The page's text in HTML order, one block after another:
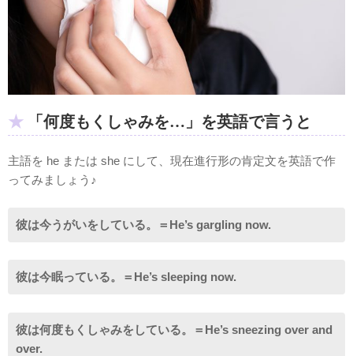
「何度もくしゃみを…」を英語で言うと
主語を he または she にして、現在進行形の肯定文を英語で作
ってみましょう♪
彼は今うがいをしている。＝He’s gargling now.
彼は今眠っている。＝He’s sleeping now.
彼は何度もくしゃみをしている。＝He’s sneezing over and
over.